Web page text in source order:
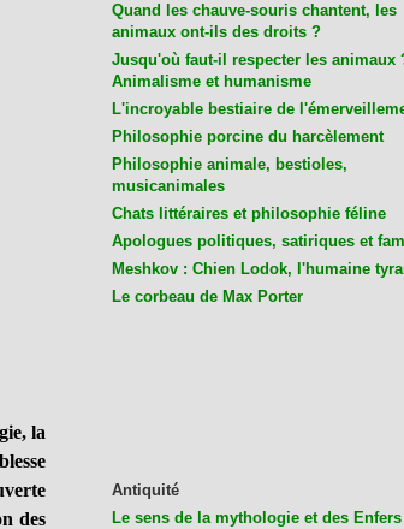
la
des
Quand les chauve-souris chantent, les
animaux ont-ils des droits ?
Jusqu'où faut-il respecter les animaux
Animalisme et humanisme
L'incroyable bestiaire de
Philosophie porcine du harcèlement
Philosophie animale, bestioles,
musicanimales
Chats littéraires et philosophie féline
Apologues politiques, satiriques et
Meshkov : Chien Lodok, l'humaine
Le corbeau de Max Porter
Antiquité
Le sens de la mythologie et des Enfers